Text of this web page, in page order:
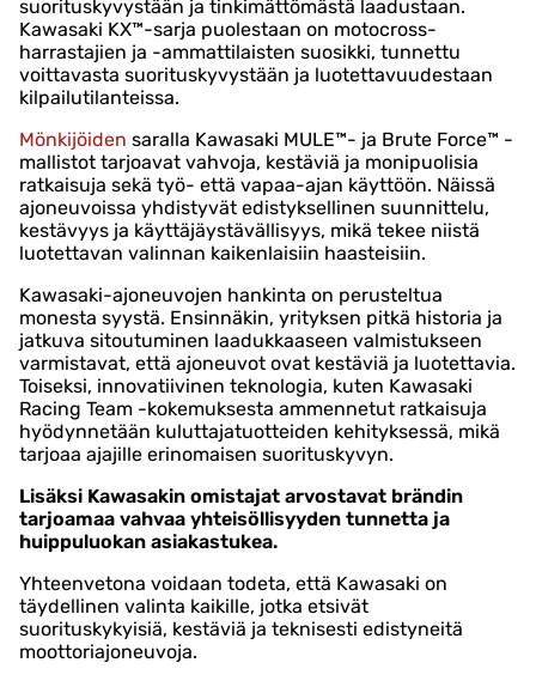
suorituskyvystään ja tinkimättömästä laadustaan.
Kawasaki KX™-sarja puolestaan on motocross-
harrastajien ja -ammattilaisten suosikki, tunnettu
voittavasta suorituskyvystään ja luotettavuudestaan
kilpailutilanteissa.
Mönkijöiden saralla Kawasaki MULE™- ja Brute Force™ -
mallistot tarjoavat vahvoja, kestäviä ja monipuolisia
ratkaisuja sekä työ- että vapaa-ajan käyttöön. Näissä
ajoneuvoissa yhdistyvät edistyksellinen suunnittelu,
kestävyys ja käyttäjäystävällisyys, mikä tekee niistä
luotettavan valinnan kaikenlaisiin haasteisiin.
Kawasaki-ajoneuvojen hankinta on perusteltua
monesta syystä. Ensinnäkin, yrityksen pitkä historia ja
jatkuva sitoutuminen laadukkaaseen valmistukseen
varmistavat, että ajoneuvot ovat kestäviä ja luotettavia.
Toiseksi, innovatiivinen teknologia, kuten Kawasaki
Racing Team -kokemuksesta ammennetut ratkaisuja
hyödynnetään kuluttajatuotteiden kehityksessä, mikä
tarjoaa ajajille erinomaisen suorituskyvyn.
Lisäksi Kawasakin omistajat arvostavat brändin
tarjoamaa vahvaa yhteisöllisyyden tunnetta ja
huippuluokan asiakastukea.
Yhteenvetona voidaan todeta, että Kawasaki on
täydellinen valinta kaikille, jotka etsivät
suorituskykyisiä, kestäviä ja teknisesti edistyneitä
moottoriajoneuvoja.